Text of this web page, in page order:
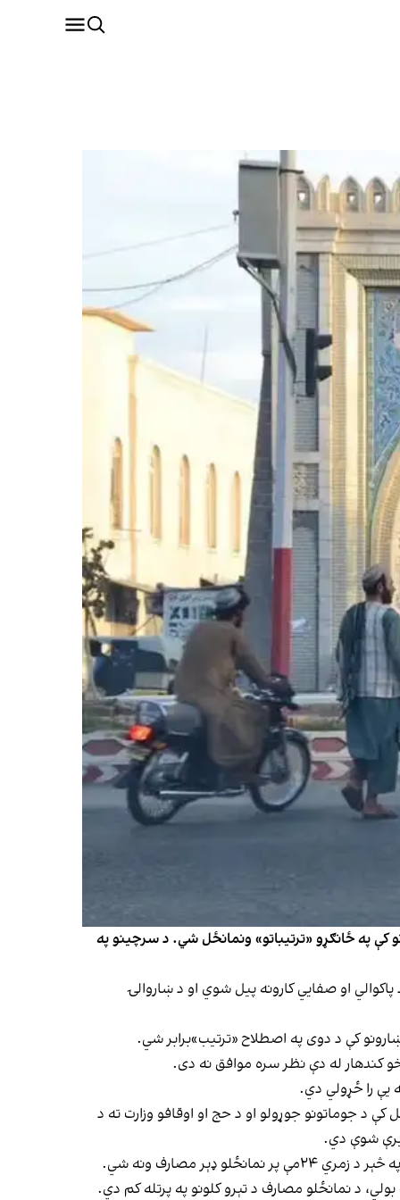
د خپلې کابینې په غونډه کې امر کړی، چې د زمري ۲۴مه باید په ټولو ښارونو کې په ځانګړو «ترتیباتو» ونمانځل شي. د سرچینو په
په ښار کې د پاکوالي او صفايي کارونه پیل شوي او د ښاروالۍ
کندهار له دې نظر سره موافق نه دی.
یې را ځړولي دي.
د جوماتونو جوړولو او د حج او اوقافو وزارت ته د
شوې دي.
مصارف ونه شي.